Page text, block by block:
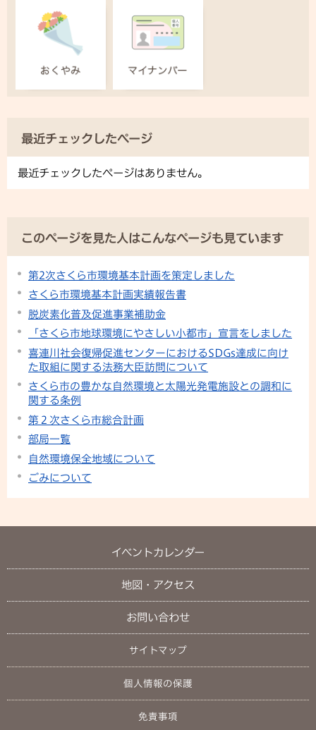
最近チェックしたページ
最近チェックしたページはありません。
このページを見た人はこんなページも見ています
第2次さくら市環境基本計画を策定しました
さくら市環境基本計画実績報告書
脱炭素化普及促進事業補助金
「さくら市地球環境にやさしい小都市」宣言をしました
喜連川社会復帰促進センターにおけるSDGs達成に向け
た取組に関する法務大臣訪問について
さくら市の豊かな自然環境と太陽光発電施設との調和に
関する条例
第２次さくら市総合計画
部局一覧
自然環境保全地域について
ごみについて
イベントカレンダー
地図・アクセス
お問い合わせ
サイトマップ
個人情報の保護
免責事項